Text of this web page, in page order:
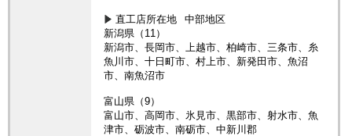
直工店所在地
中部地区
新潟県（11）
新潟市、長岡市、上越市、柏崎市、三条市、糸
魚川市、十日町市、村上市、新発田市、魚沼
市、南魚沼市
富山県（9）
富山市、高岡市、氷見市、黒部市、射水市、魚
津市、砺波市、南砺市、中新川郡